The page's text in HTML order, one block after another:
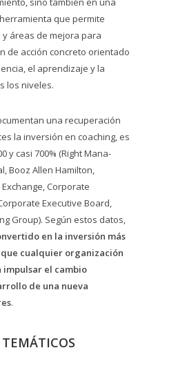
que permite
áreas de mejora para
de acción concreto orientado
el aprendizaje y la
los niveles.
una recuperación
la inversión en coaching, es
y casi 700% (Right Mana-
Booz Allen Hamilton,
Corporate
Executive Board,
Group). Según estos datos,
en la inversión más
cualquier organización
el cambio
de una nueva
.
TEMÁTICOS